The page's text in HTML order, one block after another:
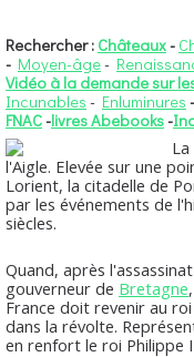
Rechercher : Châteaux-
- Moyen-âge-
Vidéo à la demande sur
Incunables - Enluminures -
FNAC-livres Abebooks-
l'Aigle. Elevée sur une
Lorient, la citadelle de
par les événements de
siècles.
Quand, après
gouverneur de Bretagne
France doit revenir au
dans la révolte.
en renfort le roi Philippe